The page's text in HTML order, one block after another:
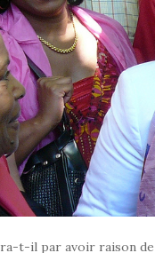
t-il par avoir raison de